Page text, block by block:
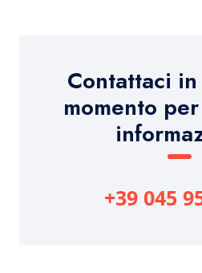
Contattaci
momento
+39 045